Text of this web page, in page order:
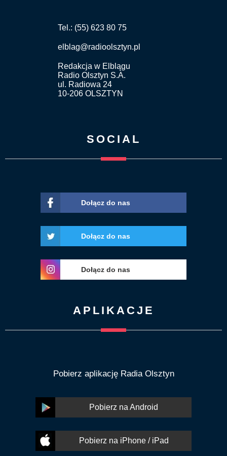
Tel.: (55) 623 80 75
elblag@radioolsztyn.pl
Redakcja w Elblągu
Radio Olsztyn S.A.
ul. Radiowa 24
10-206 OLSZTYN
SOCIAL
Dołącz do nas
Dołącz do nas
Dołącz do nas
APLIKACJE
Pobierz aplikację Radia Olsztyn
Pobierz na Android
Pobierz na iPhone / iPad